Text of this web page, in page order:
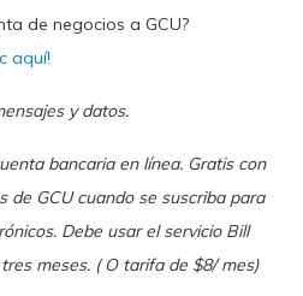
de negocios a GCU?
aquí!
y datos.
bancaria en línea. Gratis con
de GCU cuando se suscriba para
Debe usar el servicio Bill
meses. ( O tarifa de $8/ mes)